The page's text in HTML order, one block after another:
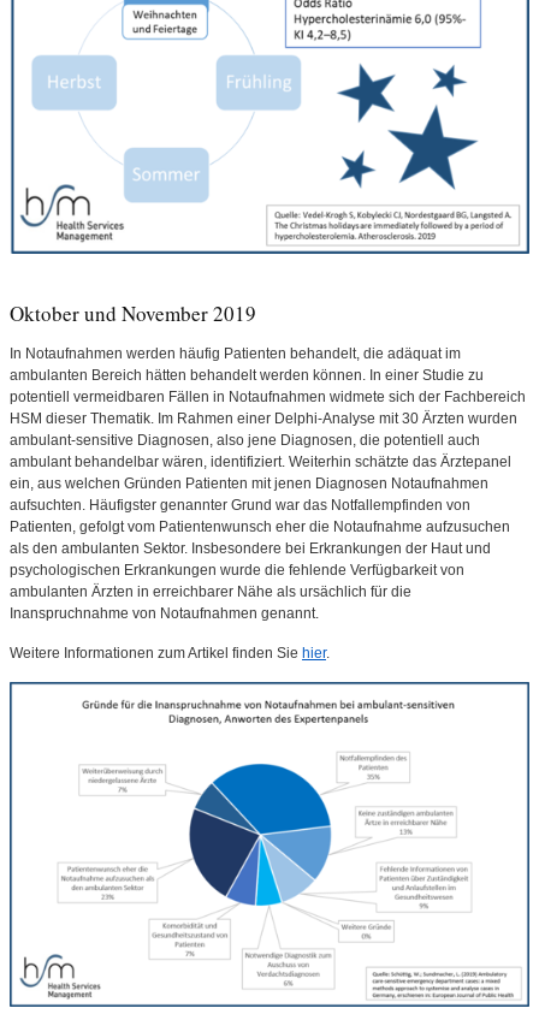
Oktober und November 2019
In Notaufnahmen werden häufig Patienten behandelt, die adäquat im
ambulanten Bereich hätten behandelt werden können. In einer Studie zu
potentiell vermeidbaren Fällen in Notaufnahmen widmete sich der Fachbereich
HSM dieser Thematik. Im Rahmen einer Delphi-Analyse mit 30 Ärzten wurden
ambulant-sensitive Diagnosen, also jene Diagnosen, die potentiell auch
ambulant behandelbar wären, identifiziert. Weiterhin schätzte das Ärztepanel
ein, aus welchen Gründen Patienten mit jenen Diagnosen Notaufnahmen
aufsuchten. Häufigster genannter Grund war das Notfallempfinden von
Patienten, gefolgt vom Patientenwunsch eher die Notaufnahme aufzusuchen
als den ambulanten Sektor. Insbesondere bei Erkrankungen der Haut und
psychologischen Erkrankungen wurde die fehlende Verfügbarkeit von
ambulanten Ärzten in erreichbarer Nähe als ursächlich für die
Inanspruchnahme von Notaufnahmen genannt.
Weitere Informationen zum Artikel finden Sie hier.